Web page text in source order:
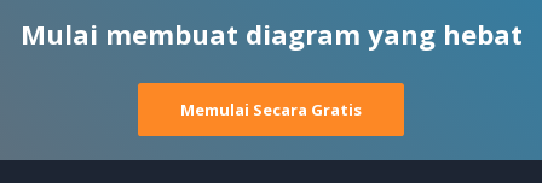
Mulai membuat diagram yang hebat
Memulai Secara Gratis